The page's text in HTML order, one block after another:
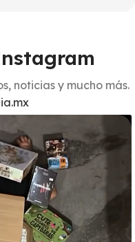
noticias y mucho más.